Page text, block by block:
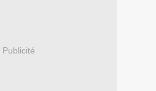
Publicité